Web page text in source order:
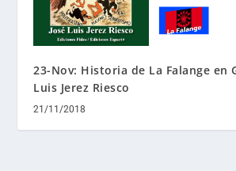
23-Nov: Historia de La Falange en
Luis Jerez Riesco
21/11/2018